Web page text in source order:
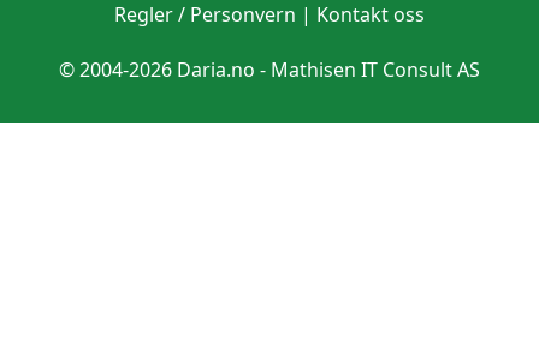
Regler / Personvern | Kontakt oss
© 2004-2026 Daria.no - Mathisen IT Consult AS